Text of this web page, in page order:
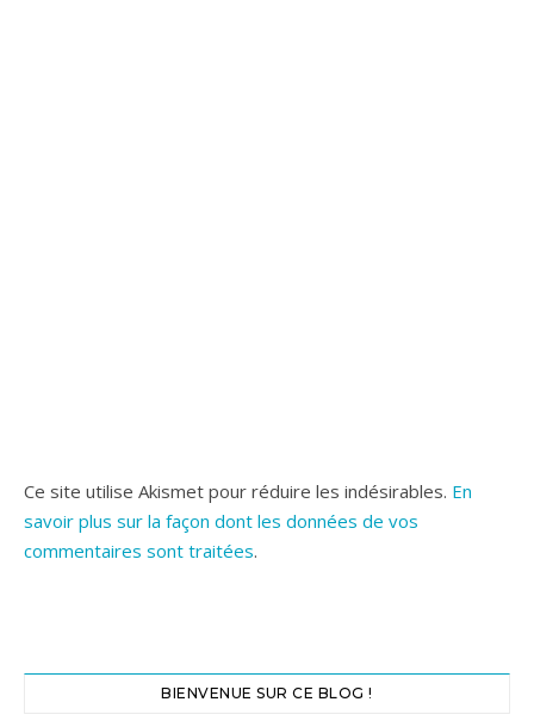
Ce site utilise Akismet pour réduire les indésirables. En
savoir plus sur la façon dont les données de vos
commentaires sont traitées.
BIENVENUE SUR CE BLOG !